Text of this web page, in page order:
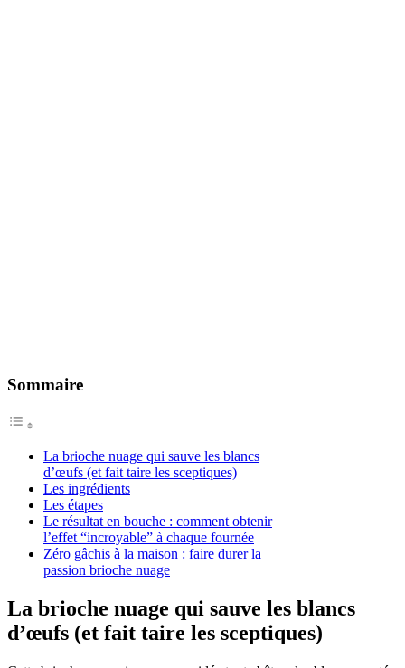
Sommaire
La brioche nuage qui sauve les blancs
d’œufs (et fait taire les sceptiques)
Les ingrédients
Les étapes
Le résultat en bouche : comment obtenir
l’effet “incroyable” à chaque fournée
Zéro gâchis à la maison : faire durer la
passion brioche nuage
La brioche nuage qui sauve les blancs
d’œufs (et fait taire les sceptiques)